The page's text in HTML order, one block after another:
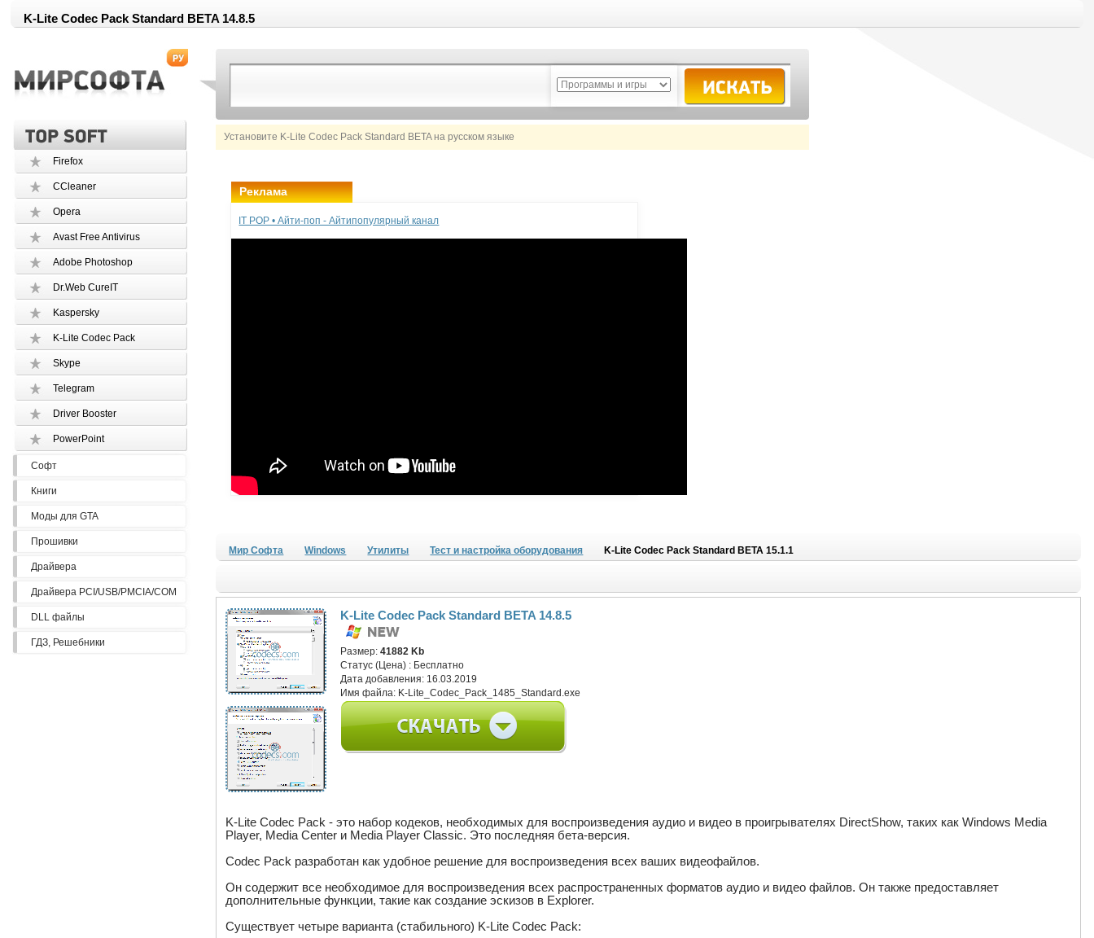
K-Lite Codec Pack Standard BETA 14.8.5
Установите K-Lite Codec Pack Standard BETA на русском языке
Firefox
CCleaner
Opera
Avast Free Antivirus
Adobe Photoshop
Dr.Web CureIT
Kaspersky
K-Lite Codec Pack
Skype
Telegram
Driver Booster
PowerPoint
Софт
Книги
Моды для GTA
Прошивки
Драйвера
Драйвера PCI/USB/PMCIA/COM
DLL файлы
ГДЗ, Решебники
Реклама
IT POP • Айти-поп - Айтипопулярный канал
Мир Софта Windows Утилиты Тест и настройка оборудования K-Lite Codec Pack Standard BETA 15.1.1
K-Lite Codec Pack Standard BETA 14.8.5
Размер:41882 Kb
Статус (Цена) : Бесплатно
Дата добавления: 16.03.2019
Имя файла: K-Lite_Codec_Pack_1485_Standard.exe
K-Lite Codec Pack - это набор кодеков, необходимых для воспроизведения аудио и видео в проигрывателях DirectShow, таких как Windows Media
Player, Media Center и Media Player Classic. Это последняя бета-версия.
Codec Pack разработан как удобное решение для воспроизведения всех ваших видеофайлов.
Он содержит все необходимое для воспроизведения всех распространенных форматов аудио и видео файлов. Он также предоставляет
дополнительные функции, такие как создание эскизов в Explorer.
Существует четыре варианта (стабильного) K-Lite Codec Pack: